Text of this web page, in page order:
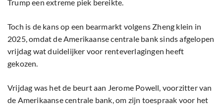
Trump een extreme piek bereikte.
Toch is de kans op een bearmarkt volgens Zheng klein in
2025, omdat de Amerikaanse centrale bank sinds afgelopen
vrijdag wat duidelijker voor renteverlagingen heeft
gekozen.
Vrijdag was het de beurt aan Jerome Powell, voorzitter van
de Amerikaanse centrale bank, om zijn toespraak voor het